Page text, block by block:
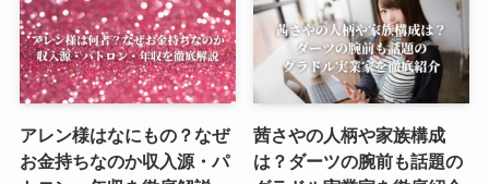
アレン様はなにもの？なぜ
お金持ちなのか収入源・パ
茜さやの人柄や家族構成
は？ダーツの腕前も話題の